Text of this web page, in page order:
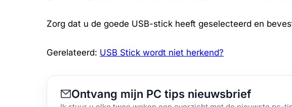
Zorg dat u de goede USB-stick heeft geselecteerd en
Gerelateerd: USB Stick wordt niet herkend?
Ontvang mijn PC tips nieuwsbrief